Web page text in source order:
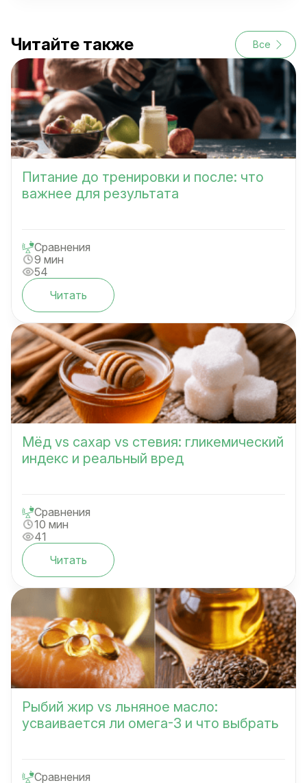
Читайте также Все
Питание до тренировки и после: что
важнее для результата
Сравнения
9 мин
54
Читать
Мёд vs сахар vs стевия: гликемический
индекс и реальный вред
Сравнения
10 мин
41
Читать
Рыбий жир vs льняное масло:
усваивается ли омега-3 и что выбрать
Сравнения